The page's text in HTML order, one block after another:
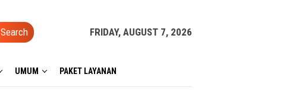
Search FRIDAY, AUGUST 7, 2026
UMUM PAKET LAYANAN